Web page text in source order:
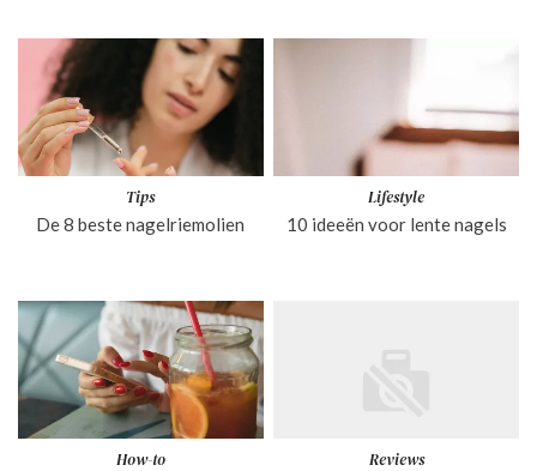
Tips
De 8 beste nagelriemolien
Lifestyle
10 ideeën voor lente nagels
How-to Reviews